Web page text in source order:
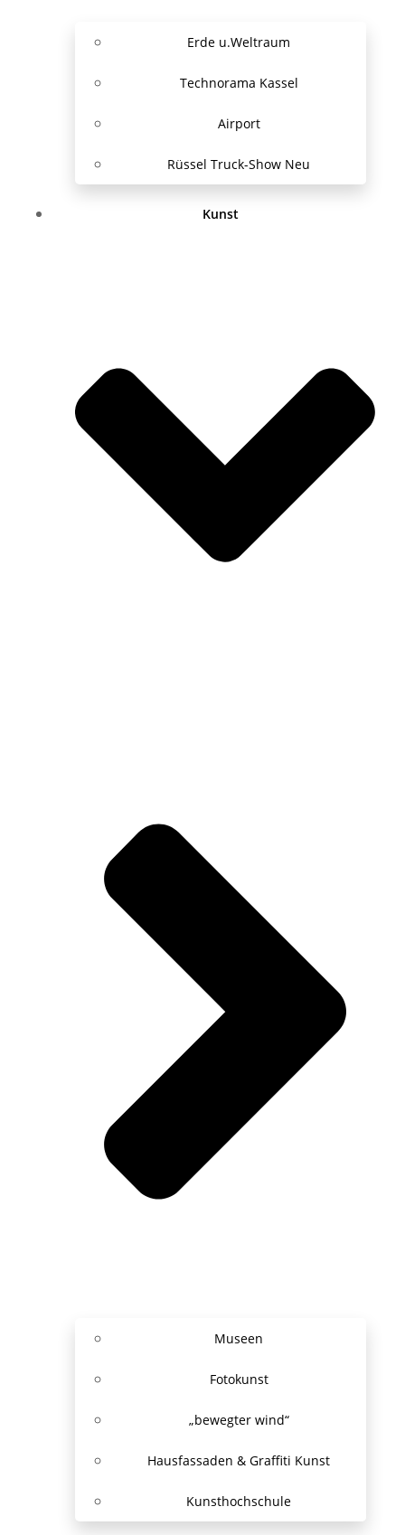
Erde u.Weltraum
Technorama Kassel
Airport
Rüssel Truck-Show Neu
Kunst
Museen
Fotokunst
„bewegter wind“
Hausfassaden & Graffiti Kunst
Kunsthochschule